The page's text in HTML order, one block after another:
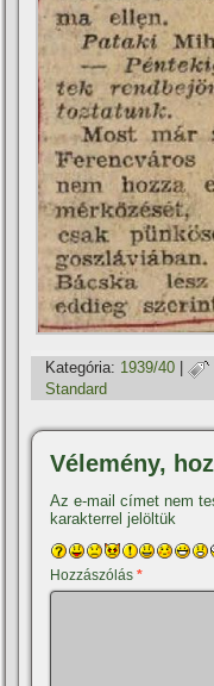
Kategória: 1939/40 |
Standard
Vélemény,
Az e-mail címet nem
karakterrel jelöltük
Hozzászólás*